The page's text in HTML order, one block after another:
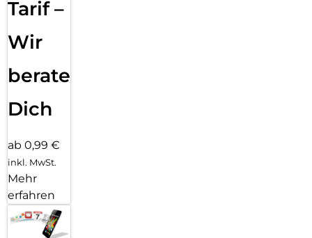
schädliches CO2 bindet. Unsere Verpackungen sind darüber
überflüssige Kunststoffe und Verbundmaterialien in unseren
Tarif –
Wir
beraten
Dich
ab 0,99 €
inkl. MwSt.
Mehr
erfahren